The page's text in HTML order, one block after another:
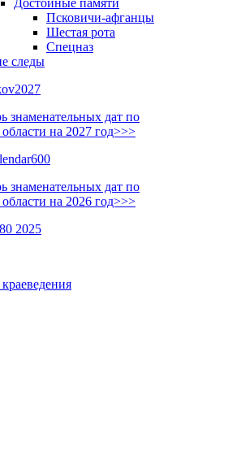
Достойные памяти
Псковичи-афганцы
Шестая рота
Спецназ
следы
знаменательных дат по
на 2027 год>>>
знаменательных дат по
на 2026 год>>>